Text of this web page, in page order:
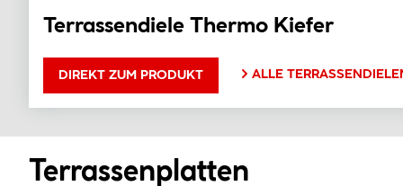
Terrassendiele Thermo Kiefer
DIREKT ZUM PRODUKT ALLE
Terrassenplatten